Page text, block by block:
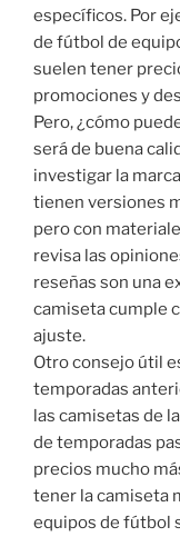
específicos. Por
de fútbol de
suelen tener
promociones y
Pero, ¿cómo
será de buena
investigar la
tienen versiones
pero con
revisa las
reseñas son una
camiseta cumple
ajuste.
Otro consejo útil
temporadas
las camisetas de
de temporadas
precios mucho
tener la camiseta
equipos de fútbol